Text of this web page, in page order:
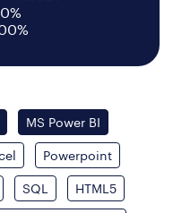
MS Power BI
Powerpoint
SQL HTML5